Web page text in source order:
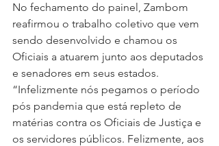
No fechamento do painel, Zambom
reafirmou o trabalho coletivo que vem
sendo desenvolvido e chamou os
Oficiais a atuarem junto aos deputados
e senadores em seus estados.
“Infelizmente nós pegamos o período
pós pandemia que está repleto de
matérias contra os Oficiais de Justiça e
os servidores públicos. Felizmente, aos